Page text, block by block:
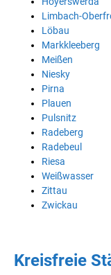
Limbach-
Löbau
Markkleeberg
Meißen
Niesky
Pirna
Plauen
Pulsnitz
Radeberg
Radebeul
Riesa
Weißwasser
Zittau
Zwickau
Kreisfreie